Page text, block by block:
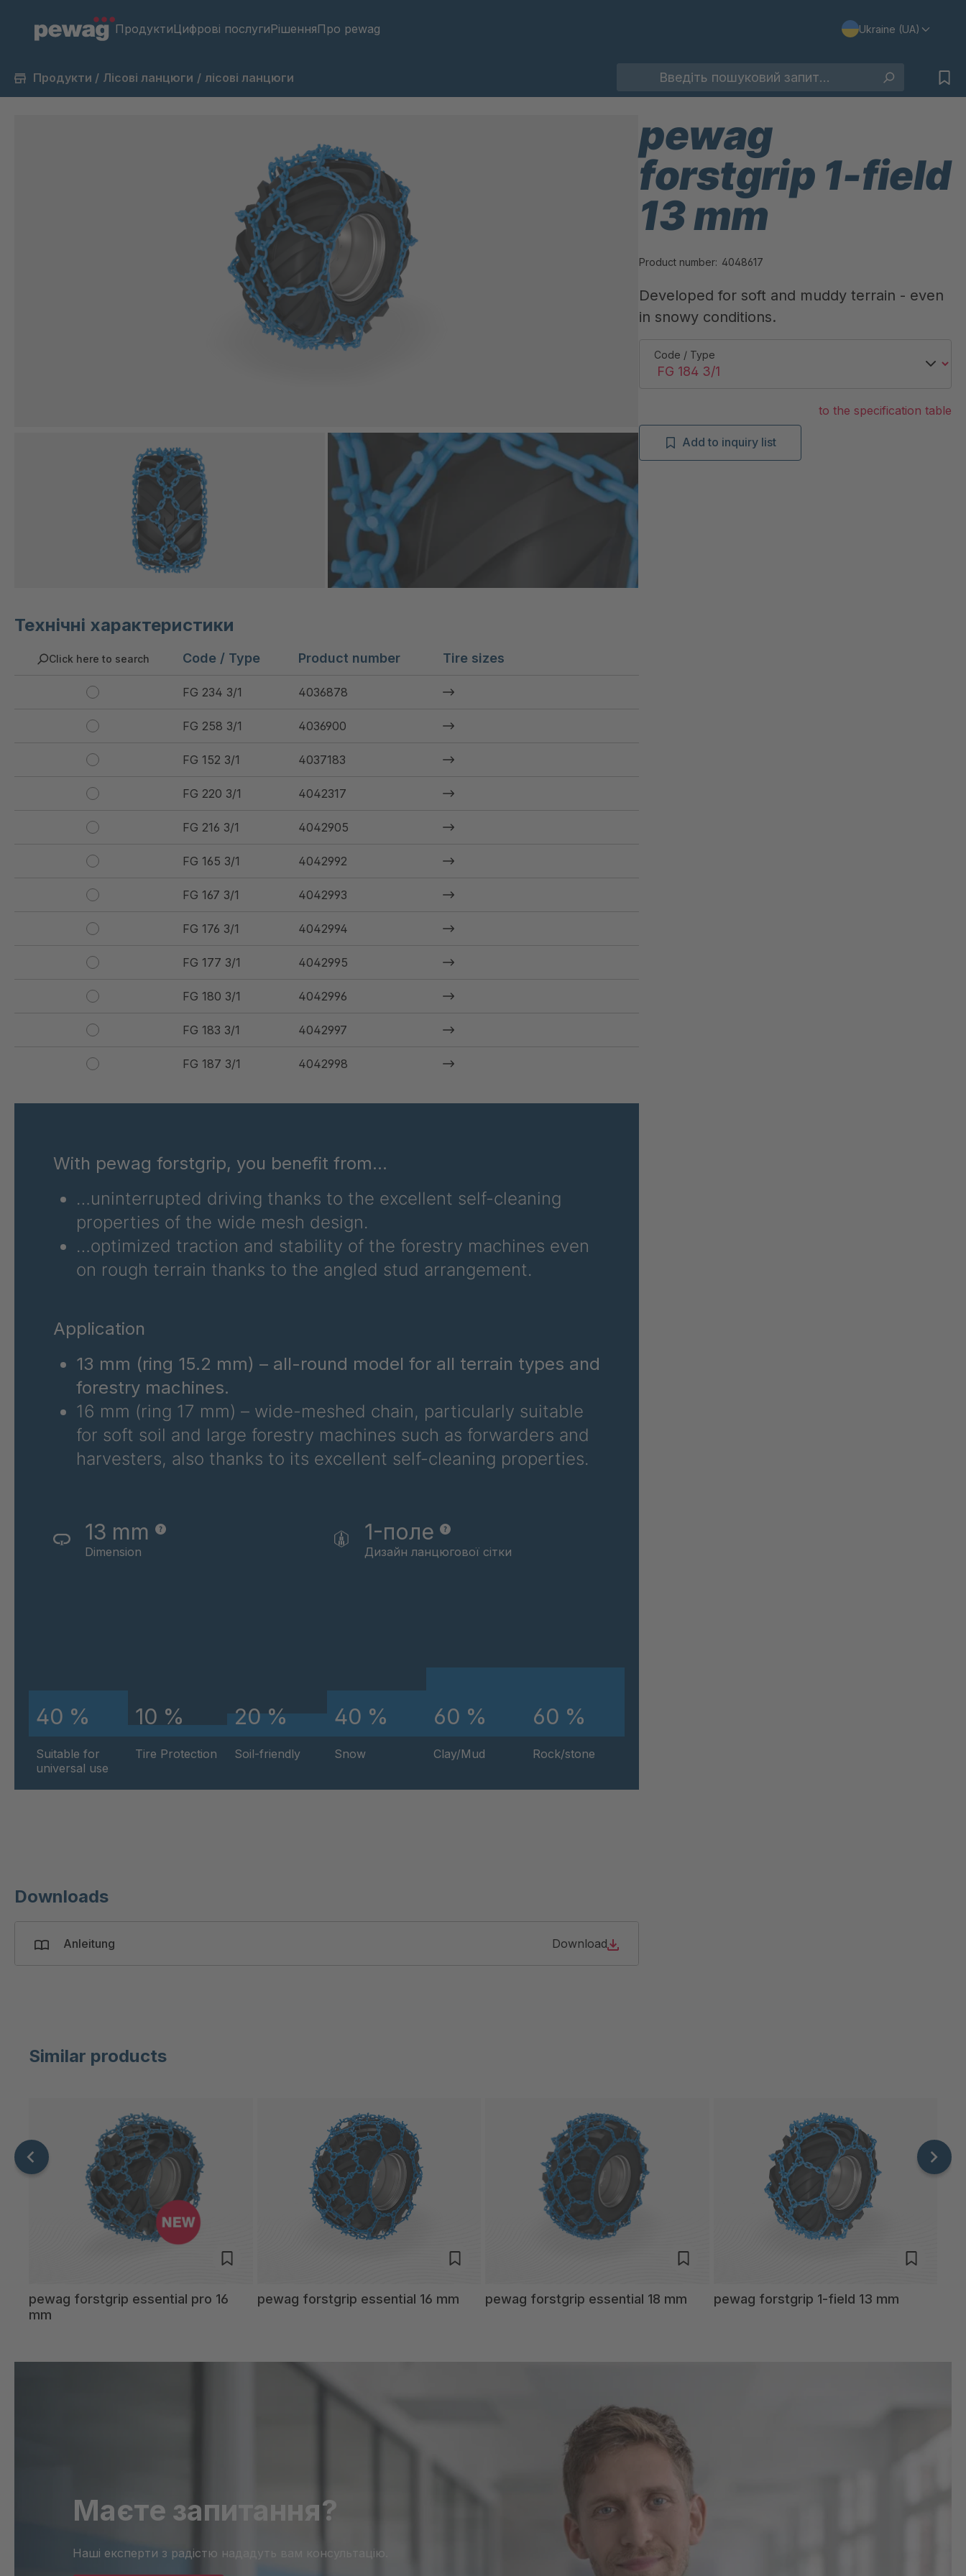
ПродуктиЦифрові послугиРішенняПро pewag Ukraine (UA)
Продукти / Лісові ланцюги / лісові ланцюги
Технічні характеристики
Click here to search Code / Type Product number Tire sizes
FG 234 3/1 4036878
FG 258 3/1 4036900
FG 152 3/1 4037183
FG 220 3/1 4042317
FG 216 3/1 4042905
FG 165 3/1 4042992
FG 167 3/1 4042993
FG 176 3/1 4042994
FG 177 3/1 4042995
FG 180 3/1 4042996
FG 183 3/1 4042997
FG 187 3/1 4042998
FG 192 3/1 4043009
FG 201 3/1 4043016
FG 202 3/1 4043019
FG 205 3/1 4043020
FG 212 3/1 4043024
FG 214 3/1 4043033
FG 215 3/1 4043036
FG 203 3/1 4043044
4048302
4049427
FG 189 3/1 4051920
FG 199 3/1 4063844
FG 160 3/1 4063934
With pewag forstgrip, you benefit from…
…uninterrupted driving thanks to the excellent self-cleaning
properties of the wide mesh design.
…optimized traction and stability of the forestry machines even
on rough terrain thanks to the angled stud arrangement.
Application
13 mm (ring 15.2 mm) – all-round model for all terrain types and
forestry machines.
16 mm (ring 17 mm) – wide-meshed chain, particularly suitable
for soft soil and large forestry machines such as forwarders and
harvesters, also thanks to its excellent self-cleaning properties.
13 mm
Dimension
1-поле
Дизайн ланцюгової сітки
40 %
Suitable for
universal use
10 %
Tire Protection
20 %
Soil-friendly
40 %
Snow
60 %
Clay/Mud
60 %
Rock/stone
Downloads
Anleitung Download
pewag
forstgrip 1-field
13 mm
Product number: 4048617
Developed for soft and muddy terrain - even
in snowy conditions.
Code / Type
to the specification table
Add to inquiry list
Similar products
pewag forstgrip essential pro 16
mm
pewag forstgrip essential 16 mm pewag forstgrip essential 18 mm pewag forstgrip 1-field 13 mm
Маєте запитання?
Наші експерти з радістю нададуть вам консультацію.